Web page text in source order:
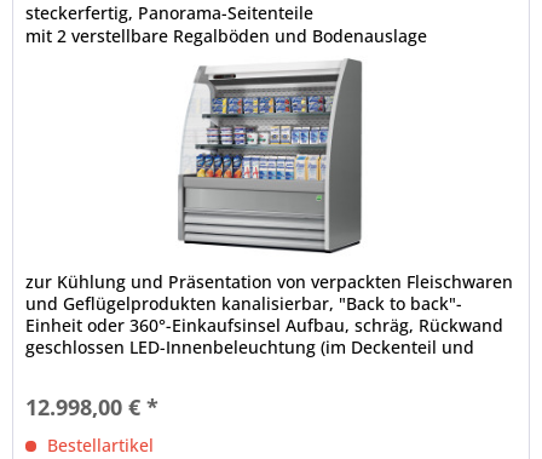
steckerfertig, Panorama-Seitenteile
mit 2 verstellbare Regalböden und Bodenauslage
zur Kühlung und Präsentation von verpackten Fleischwaren
und Geflügelprodukten kanalisierbar, "Back to back"-
Einheit oder 360°-Einkaufsinsel Aufbau, schräg, Rückwand
geschlossen LED-Innenbeleuchtung (im Deckenteil und
Digitalanzeige, Temperaturregelung automatische...
12.998,00 € *
Bestellartikel